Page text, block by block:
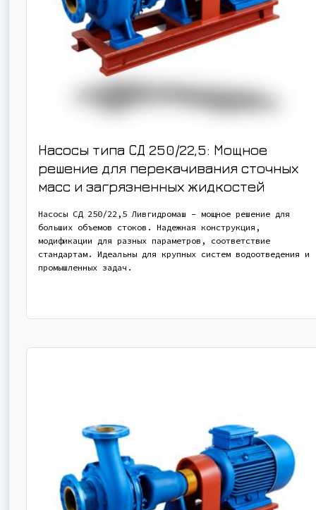
Насосы типа СД 250/22,5: Мощное
решение для перекачивания сточных
масс и загрязненных жидкостей
Насосы СД 250/22,5 Ливгидромаш – мощное решение для
больших объемов стоков. Надежная конструкция,
модификации для разных параметров, соответствие
стандартам. Идеальны для крупных систем водоотведения и
промышленных задач.